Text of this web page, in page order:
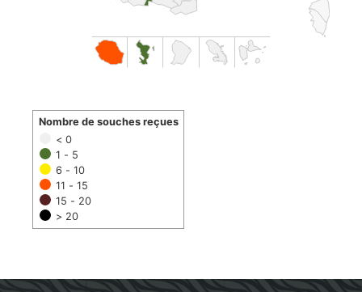
< 0
1 - 5
6 - 10
11 - 15
15 - 20
> 20
Nombre de souches reçues